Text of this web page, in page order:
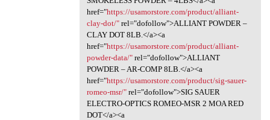
href="https://usamorstore.com/product/alliant-
clay-dot/"rel="dofollow">ALLIANT POWDER –
CLAY DOT 8LB.</a><a
href="https://usamorstore.com/product/alliant-
powder-data/"rel="dofollow">ALLIANT
POWDER – AR-COMP 8LB.</a><a
href="https://usamorstore.com/product/sig-sauer-
romeo-msr/"rel="dofollow">SIG SAUER
ELECTRO-OPTICS ROMEO-MSR 2 MOA RED
DOT</a><a